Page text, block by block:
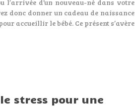
l’arrivée d’un nouveau-né dans votre
donc donner un cadeau de naissance
accueillir le bébé. Ce présent s’avère
stress pour une